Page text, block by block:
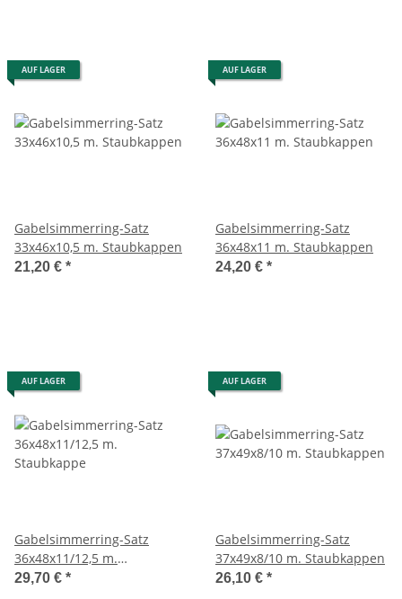
AUF LAGER
Gabelsimmerring-Satz
33x46x10,5 m. Staubkappen
21,20 € *
AUF LAGER
Gabelsimmerring-Satz
36x48x11 m. Staubkappen
24,20 € *
AUF LAGER
Gabelsimmerring-Satz
36x48x11/12,5 m.
Staubkappe
29,70 € *
AUF LAGER
Gabelsimmerring-Satz
37x49x8/10 m. Staubkappen
26,10 € *